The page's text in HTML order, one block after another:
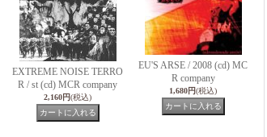
EXTREME NOISE TERRO
R / st (cd) MCR company
2,160円(税込)
EU'S ARSE / 2008 (cd) MC
R company
1,680円(税込)